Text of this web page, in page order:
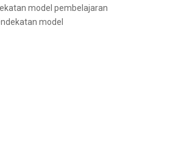
model pembelajaran
model